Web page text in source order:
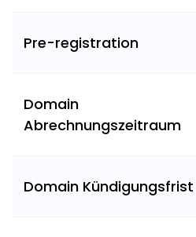
Pre-registration
Domain
Abrechnungszeitraum
Domain Kündigungsfrist